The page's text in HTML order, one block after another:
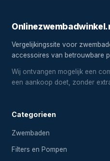
Vergelijkingssite voor
accessoires van betrouwbare
Wij ontvangen mogelijk een
een aankoop doet, zonder
Categorieen
Zwembaden
Filters en Pompen